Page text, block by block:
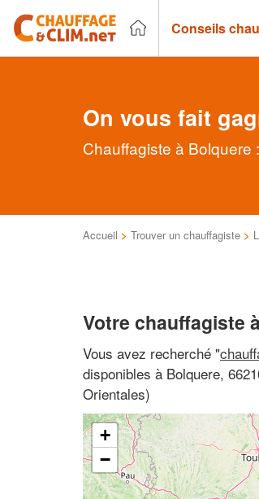
Conseils
On vous fait
Chauffagiste à
Accueil > Trouver un chauffagiste >
Votre chauffagiste
Vous avez recherché "
disponibles à Bolquere,
Orientales)
+
−